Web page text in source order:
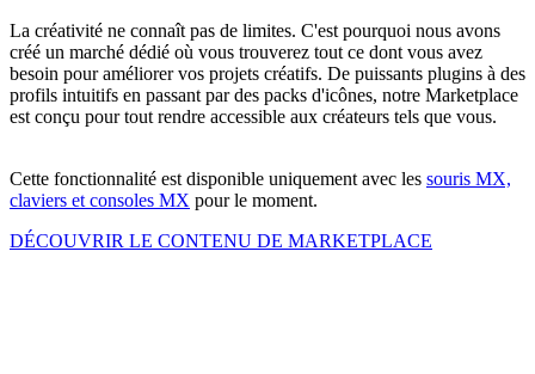
La créativité ne connaît pas de limites. C'est pourquoi nous avons
créé un marché dédié où vous trouverez tout ce dont vous avez
besoin pour améliorer vos projets créatifs. De puissants plugins à des
profils intuitifs en passant par des packs d'icônes, notre Marketplace
est conçu pour tout rendre accessible aux créateurs tels que vous.
Cette fonctionnalité est disponible uniquement avec les souris MX,
claviers et consoles MX pour le moment.
DÉCOUVRIR LE CONTENU DE MARKETPLACE